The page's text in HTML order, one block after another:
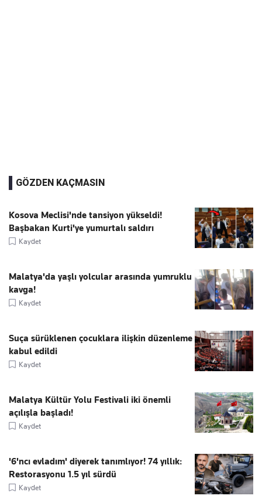
GÖZDEN KAÇMASIN
Kosova Meclisi'nde tansiyon yükseldi!
Başbakan Kurti'ye yumurtalı saldırı
Kaydet
Malatya'da yaşlı yolcular arasında yumruklu
kavga!
Kaydet
Suça sürüklenen çocuklara ilişkin düzenleme
kabul edildi
Kaydet
Malatya Kültür Yolu Festivali iki önemli
açılışla başladı!
Kaydet
'6'ncı evladım' diyerek tanımlıyor! 74 yıllık:
Restorasyonu 1.5 yıl sürdü
Kaydet